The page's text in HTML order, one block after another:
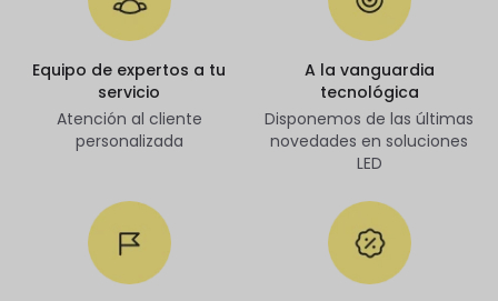
Equipo de expertos a tu
servicio
Atención al cliente
personalizada
A la vanguardia
tecnológica
Disponemos de las últimas
novedades en soluciones
LED